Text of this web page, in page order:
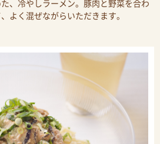
、冷やしラーメン。豚肉と野菜を合わ
よく混ぜながらいただきます。